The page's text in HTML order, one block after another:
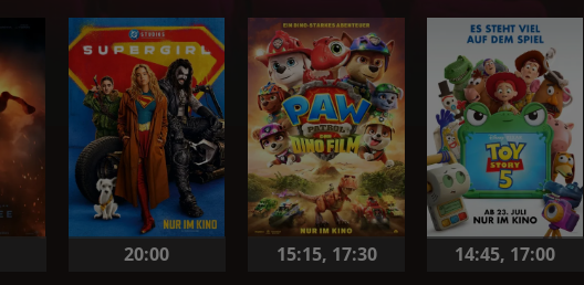
20:00 15:15, 17:30 14:45, 17:00